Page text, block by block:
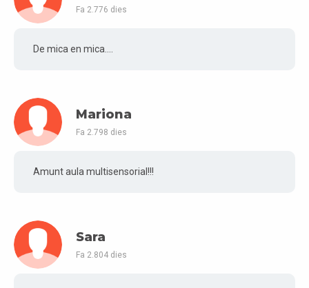
Fa 2.776 dies
De mica en mica....
Mariona
Fa 2.798 dies
Amunt aula multisensorial!!!
Sara
Fa 2.804 dies